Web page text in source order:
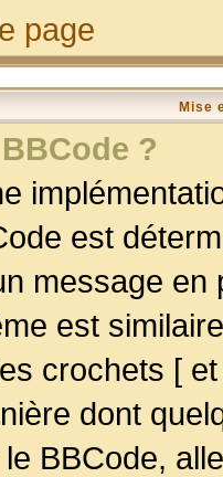
page
Mise
?
est
message
est
crochets [
dont
BBCode,